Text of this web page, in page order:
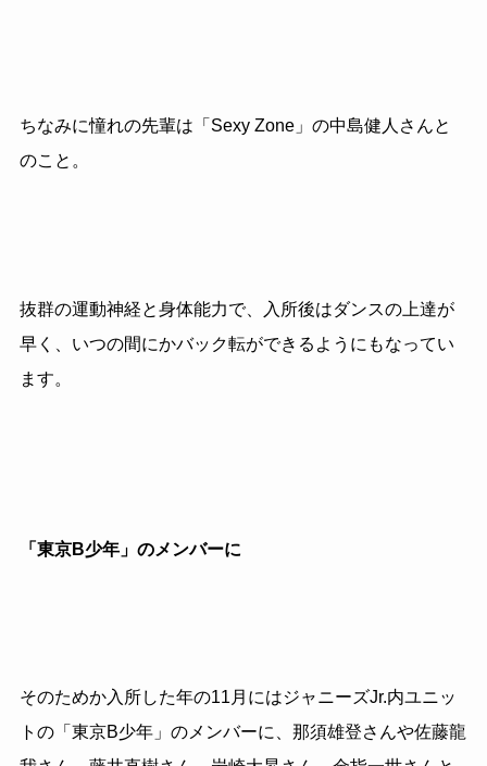
ちなみに憧れの先輩は「 Sexy Zone」の中島健人さんと
のこと。
抜群の運動神経と身体能力で、入所後はダンスの上達が
早く、いつの間にかバック転ができるようにもなってい
ます。
「東京B少年」のメンバーに
そのためか入所した年の11 月にはジャニーズJr.内ユニッ
トの「東京B少年」のメンバーに、那須雄登さんや佐藤龍